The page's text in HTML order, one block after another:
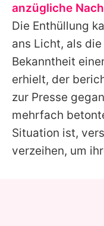
anzügliche
Die Enthüllung
ans Licht, als die
Bekanntheit
erhielt, der
zur Presse
mehrfach
Situation ist,
verzeihen, um